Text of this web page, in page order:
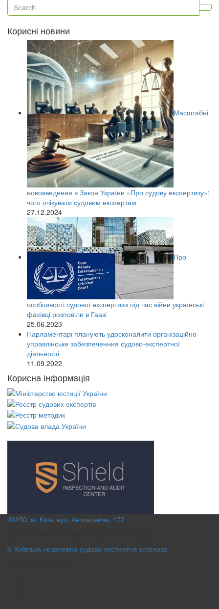
Корисні новини
Масштабні
нововведення в Закон України «Про судову експертизу»:
чого очікувати судовим експертам
27.12.2024
Про
особливості судової експертизи під час війни українські
фахівці розповіли в Гаазі
25.06.2023
Парламентарі планують удосконалити організаційно-
управлінське забезпеченння судово-експертної
діяльності
11.09.2022
Корисна інформація
03150, м. Київ, вул. Антоновича, 172
© Київська незалежна судово-експертна установа